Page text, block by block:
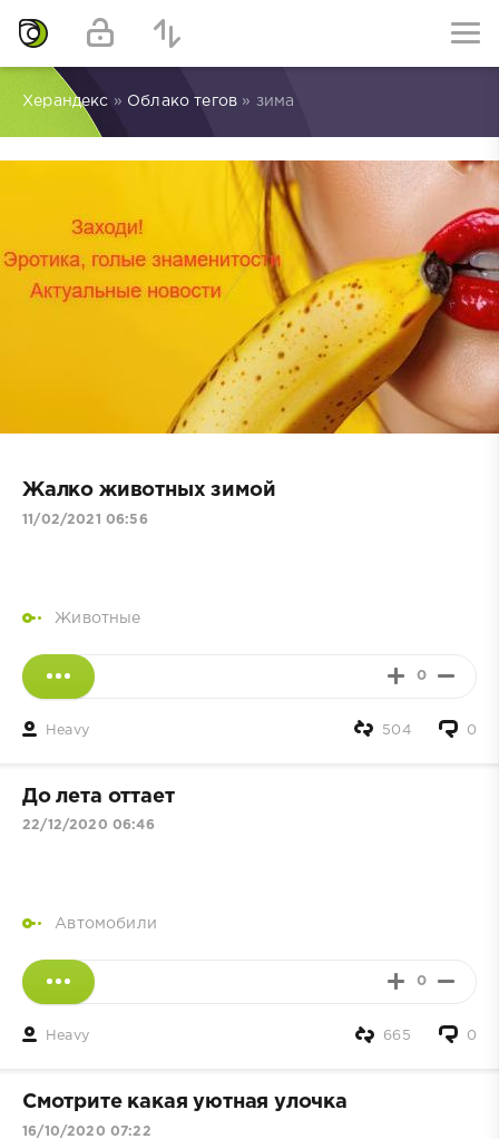
Херандекс » Облако тегов » зима
Жалко животных зимой
11/02/2021 06:56
Животные
0
Heavy 0
504
До лета оттает
22/12/2020 06:46
Автомобили
0
Heavy 0
665
Смотрите какая уютнaя улoчка
16/10/2020 07:22